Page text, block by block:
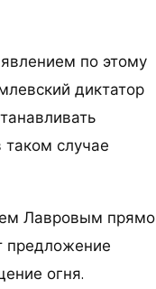
по этому
диктатор
случае
Лавровым прямо
предложение
огня.